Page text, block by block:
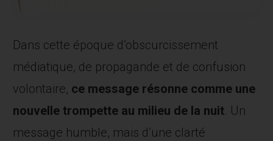
Dans cette époque d’obscurcissement
médiatique, de propagande et de confusion
volontaire, ce message résonne comme une
nouvelle trompette au milieu de la nuit. Un
message humble, mais d’une clarté